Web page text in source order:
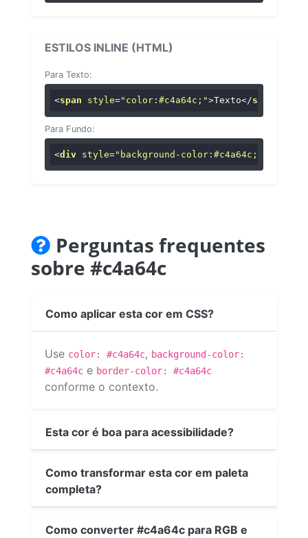
ESTILOS INLINE (HTML)
Para Texto:
<span style="color:#c4a64c;">Texto</span
Para Fundo:
<div style="background-color:#c4a64c;"
Perguntas frequentes
sobre #c4a64c
Como aplicar esta cor em CSS?
Use color: #c4a64c, background-color:
#c4a64c e border-color: #c4a64c
conforme o contexto.
Esta cor é boa para acessibilidade?
Como transformar esta cor em paleta
completa?
Como converter #c4a64c para RGB e